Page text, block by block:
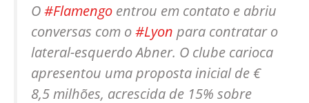
O#Flamengo entrou em contato e abriu
conversas com o#Lyon para contratar o
lateral-esquerdo Abner. O clube carioca
apresentou uma proposta inicial de €
8,5 milhões, acrescida de 15% sobre